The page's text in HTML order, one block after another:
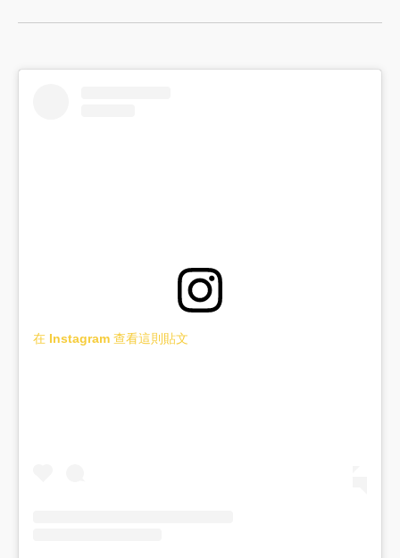
在 Instagram 查看這則貼文